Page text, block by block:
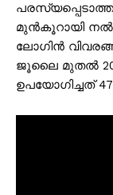
മുൻകൂറായി
ലോഗിൻ
ജൂലൈ മുതൽ
ഉപയോഗിച്ചത്